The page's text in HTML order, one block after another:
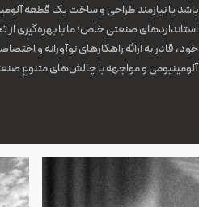
باشد یا نیازمند طراحی و ساخت یک قطعه
استانداردهای صنعتی خاص؛ ما با بهره‌گیری
خود، قادر به ارائه راهکارهای نوآورانه و
آلومینیومی و مواجهه با چالش‌های متنوع